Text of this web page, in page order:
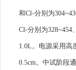
和Cl-分别为
Cl-分别为328~454
1.0L。电源采用高
0.5cm。中试阶段